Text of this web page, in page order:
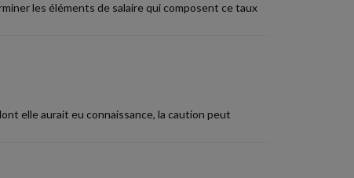
les éléments de salaire qui composent ce taux
elle aurait eu connaissance, la caution peut